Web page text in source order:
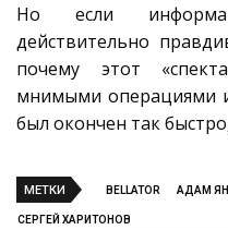
Но если
действительно
почему этот
мнимыми операциями
был окончен так
МЕТКИ BELLATOR АДАМ
СЕРГЕЙ ХАРИТОНОВ